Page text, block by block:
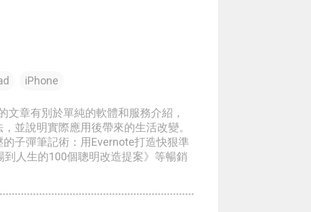
iPhone
文章有別於單純的軟體和服務介紹，
並說明實際應用後帶來的生活改變。
子彈筆記術：用Evernote打造快狠準
人生的100個聰明改造提案》等暢銷